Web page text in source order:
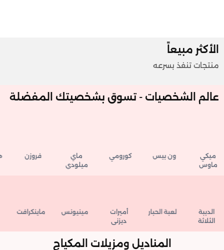
الأكثر مبيعاً
منتجات تنفذ بسرعه
عالم الشخصيات - تسوق بشخصيتك المفضلة
ميكي
ماوس
ون بيس كورومي
ماي
ميلودي
فروزن
الدببة
الثلاثة
لعبة الحبار
أميرات
ديزني
مينيونس ماينكرافت
المناديل ومزيلات المكياج